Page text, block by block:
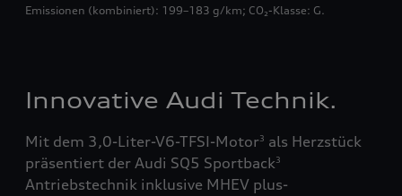
Emissionen (kombiniert): 199–183 g/km; CO₂-Klasse: G.
Innovative Audi Technik.
Mit dem 3,0-Liter-V6-TFSI-Motor3 als Herzstück
präsentiert der Audi SQ5 Sportback3
Antriebstechnik inklusive MHEV plus-